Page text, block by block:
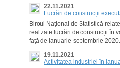
22.11.2021
Lucrări de construcții
Biroul Național de Statistică
realizate lucrări de construcții în
față de ianuarie-septembrie 2020.
19.11.2021
Activitatea industriei în